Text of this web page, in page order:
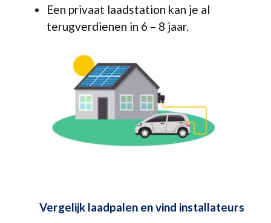
Een privaat laadstation kan je al
terugverdienen in 6 – 8 jaar.
Vergelijk laadpalen en vind installateurs